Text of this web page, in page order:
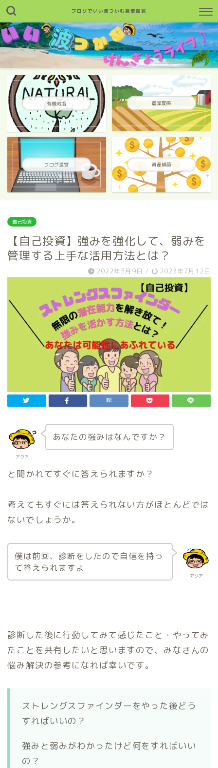
ブログでいい波つかむ兼業農家
有機栽培 農業関係
ブログ運営 資産構築
自己投資
【自己投資】強みを強化して、弱みを
管理する上手な活用方法とは？
2022年3月9日 / 2023年7月12日
アクア
あなたの強みはなんですか？
と聞かれてすぐに答えられますか？
考えてもすぐには答えられない方がほとんどでは
ないでしょうか。
アクア
僕は前回、診断をしたので自信を持っ
て答えられますよ
診断した後に行動してみて感じたこと・やってみ
たことを共有したいと思いますので、みなさんの
悩み解決の参考になれば幸いです。
ストレングスファインダーをやった後どう
すればいいの？
強みと弱みがわかったけど何をすればいい
の？